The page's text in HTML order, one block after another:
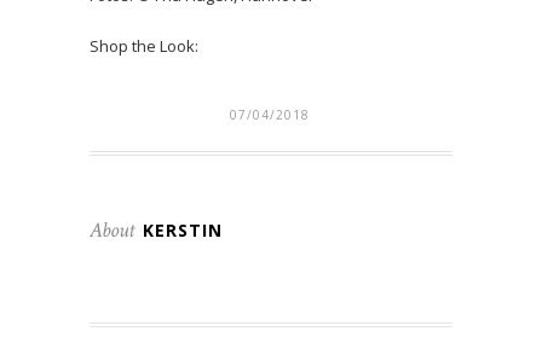
Shop the Look:
07/04/2018
About KERSTIN